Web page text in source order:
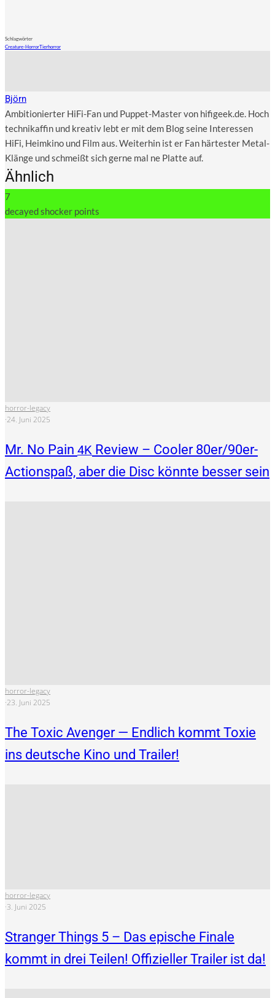
Schlagwörter
Creature-HorrorTierhorror
Björn
Ambitionierter HiFi-Fan und Puppet-Master von hifigeek.de. Hoch
technikaffin und kreativ lebt er mit dem Blog seine Interessen
HiFi, Heimkino und Film aus. Weiterhin ist er Fan härtester Metal-
Klänge und schmeißt sich gerne mal ne Platte auf.
Ähnlich
7
decayed shocker points
horror-legacy
·24. Juni 2025
Mr. No Pain 4K Review – Cooler 80er/90er-
Actionspaß, aber die Disc könnte besser sein
horror-legacy
·23. Juni 2025
The Toxic Avenger — Endlich kommt Toxie
ins deutsche Kino und Trailer!
horror-legacy
·3. Juni 2025
Stranger Things 5 – Das epische Finale
kommt in drei Teilen! Offizieller Trailer ist da!